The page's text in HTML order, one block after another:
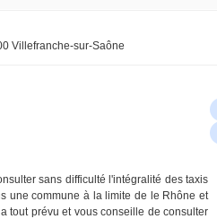
Villefranche-sur-Saône
sans difficulté l'intégralité des taxis
une commune à la limite de le Rhône et
tout prévu et vous conseille de consulter